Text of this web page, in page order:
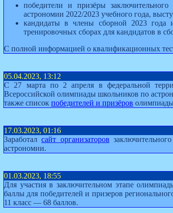
победители и призёры
астрономии 2022/2023 учебного года,
кандидаты в члены сборной 2023 года
тренировочных сборах для кандидатов в
С полной информацией о квалификационных
05.04.2023, 13:12
С 27 марта по 2 апреля в федеральной
Всероссийской олимпиады школьников по
также список победителей и призёров
17.03.2023, 01:16
Заработалсайт организаторов
астрономии.
01.03.2023, 18:55
Для участия в заключительном этапе
баллы для победителей и призеров
11 класс — 68 баллов.